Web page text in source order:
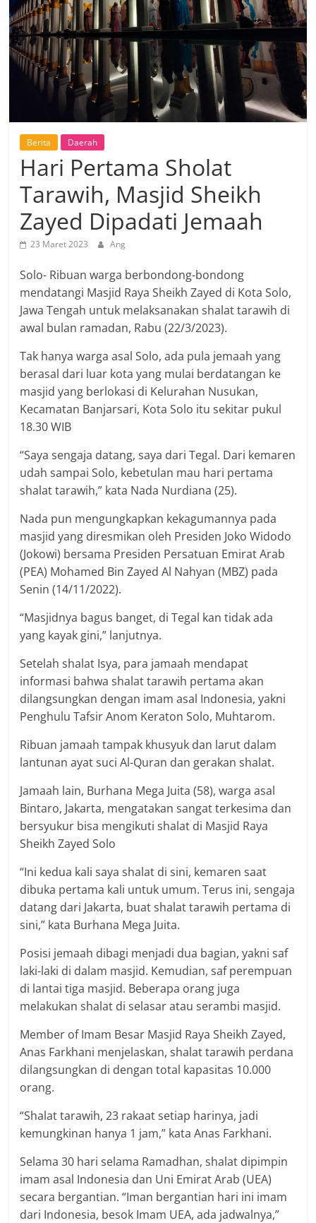
Berita Daerah
Hari Pertama Sholat
Tarawih, Masjid Sheikh
Zayed Dipadati Jemaah
23 Maret 2023 Ang
Solo- Ribuan warga berbondong-bondong
mendatangi Masjid Raya Sheikh Zayed di Kota Solo,
Jawa Tengah untuk melaksanakan shalat tarawih di
awal bulan ramadan, Rabu (22/3/2023).
Tak hanya warga asal Solo, ada pula jemaah yang
berasal dari luar kota yang mulai berdatangan ke
masjid yang berlokasi di Kelurahan Nusukan,
Kecamatan Banjarsari, Kota Solo itu sekitar pukul
18.30 WIB
“Saya sengaja datang, saya dari Tegal. Dari kemaren
udah sampai Solo, kebetulan mau hari pertama
shalat tarawih,” kata Nada Nurdiana (25).
Nada pun mengungkapkan kekagumannya pada
masjid yang diresmikan oleh Presiden Joko Widodo
(Jokowi) bersama Presiden Persatuan Emirat Arab
(PEA) Mohamed Bin Zayed Al Nahyan (MBZ) pada
Senin (14/11/2022).
“Masjidnya bagus banget, di Tegal kan tidak ada
yang kayak gini,” lanjutnya.
Setelah shalat Isya, para jamaah mendapat
informasi bahwa shalat tarawih pertama akan
dilangsungkan dengan imam asal Indonesia, yakni
Penghulu Tafsir Anom Keraton Solo, Muhtarom.
Ribuan jamaah tampak khusyuk dan larut dalam
lantunan ayat suci Al-Quran dan gerakan shalat.
Jamaah lain, Burhana Mega Juita (58), warga asal
Bintaro, Jakarta, mengatakan sangat terkesima dan
bersyukur bisa mengikuti shalat di Masjid Raya
Sheikh Zayed Solo
“Ini kedua kali saya shalat di sini, kemaren saat
dibuka pertama kali untuk umum. Terus ini, sengaja
datang dari Jakarta, buat shalat tarawih pertama di
sini,” kata Burhana Mega Juita.
Posisi jemaah dibagi menjadi dua bagian, yakni saf
laki-laki di dalam masjid. Kemudian, saf perempuan
di lantai tiga masjid. Beberapa orang juga
melakukan shalat di selasar atau serambi masjid.
Member of Imam Besar Masjid Raya Sheikh Zayed,
Anas Farkhani menjelaskan, shalat tarawih perdana
dilangsungkan di dengan total kapasitas 10.000
orang.
“Shalat tarawih, 23 rakaat setiap harinya, jadi
kemungkinan hanya 1 jam,” kata Anas Farkhani.
Selama 30 hari selama Ramadhan, shalat dipimpin
imam asal Indonesia dan Uni Emirat Arab (UEA)
secara bergantian. “Iman bergantian hari ini imam
dari Indonesia, besok Imam UEA, ada jadwalnya,”